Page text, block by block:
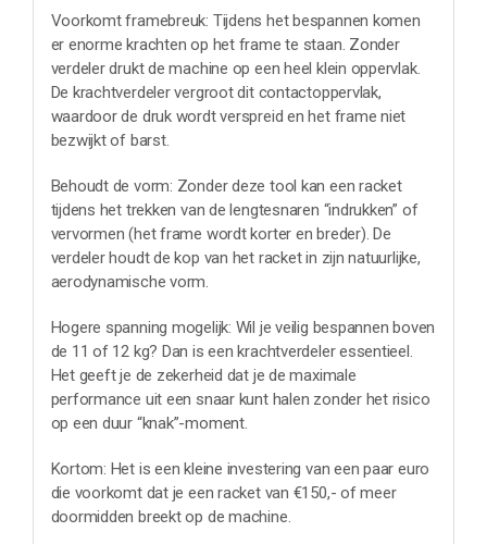
Voorkomt framebreuk: Tijdens het bespannen komen
er enorme krachten op het frame te staan. Zonder
verdeler drukt de machine op een heel klein oppervlak.
De krachtverdeler vergroot dit contactoppervlak,
waardoor de druk wordt verspreid en het frame niet
bezwijkt of barst.
Behoudt de vorm: Zonder deze tool kan een racket
tijdens het trekken van de lengtesnaren “indrukken” of
vervormen (het frame wordt korter en breder). De
verdeler houdt de kop van het racket in zijn natuurlijke,
aerodynamische vorm.
Hogere spanning mogelijk: Wil je veilig bespannen boven
de 11 of 12 kg? Dan is een krachtverdeler essentieel.
Het geeft je de zekerheid dat je de maximale
performance uit een snaar kunt halen zonder het risico
op een duur “knak”-moment.
Kortom: Het is een kleine investering van een paar euro
die voorkomt dat je een racket van €150,- of meer
doormidden breekt op de machine.